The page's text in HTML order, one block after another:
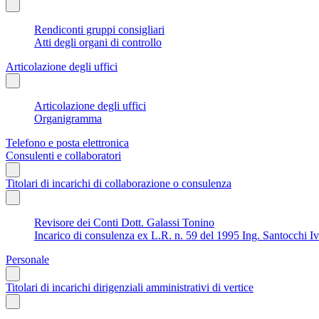
Rendiconti gruppi consigliari
Atti degli organi di controllo
Articolazione degli uffici
Articolazione degli uffici
Organigramma
Telefono e posta elettronica
Consulenti e collaboratori
Titolari di incarichi di collaborazione o consulenza
Revisore dei Conti Dott. Galassi Tonino
Incarico di consulenza ex L.R. n. 59 del 1995 Ing. Santocchi
Personale
Titolari di incarichi dirigenziali amministrativi di vertice